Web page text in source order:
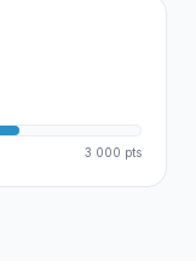
3 000 pts